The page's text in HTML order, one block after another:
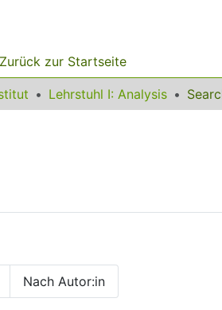
Zurück zur Startseite
Lehrstuhl I: Analysis
Nach Autor:in